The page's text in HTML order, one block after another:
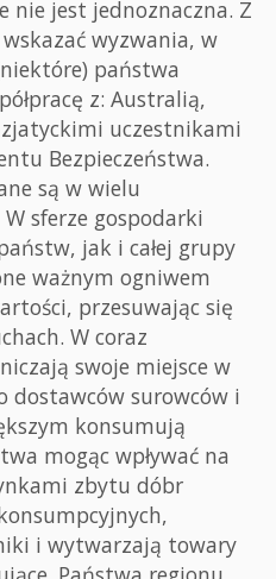
nie jest jednoznaczna. Z
wyzwania, w
państwa
z: Australią,
uczestnikami
Bezpieczeństwa.
są w wielu
sferze gospodarki
jak i całej grupy
ważnym ogniwem
przesuwając się
W coraz
swoje miejsce w
dostawców surowców i
konsumują
mogąc wpływać na
zbytu dóbr
i wytwarzają towary